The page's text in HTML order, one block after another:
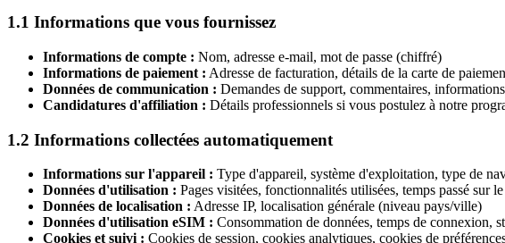
1.1 Informations que vous fournissez
Informations de compte : Nom, adresse e-mail, mot de passe (chiffré)
Informations de paiement : Adresse de facturation, détails de la carte de
Données de communication : Demandes de support, commentaires,
Candidatures d'affiliation : Détails professionnels si vous postulez à notre
1.2 Informations collectées automatiquement
Informations sur l'appareil : Type d'appareil, système d'exploitation, type de
Données d'utilisation : Pages visitées, fonctionnalités utilisées, temps passé sur
Données de localisation : Adresse IP, localisation générale (niveau pays/ville)
Données d'utilisation eSIM : Consommation de données, temps de connexion,
Cookies et suivi : Cookies de session, cookies analytiques, cookies de